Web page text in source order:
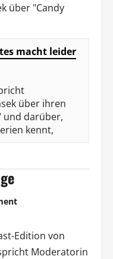
über "Candy
macht leider
über ihren
und darüber,
kennt,
Edition von
Moderatorin